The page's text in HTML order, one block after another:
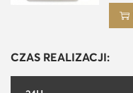
CZAS REALIZACJI: